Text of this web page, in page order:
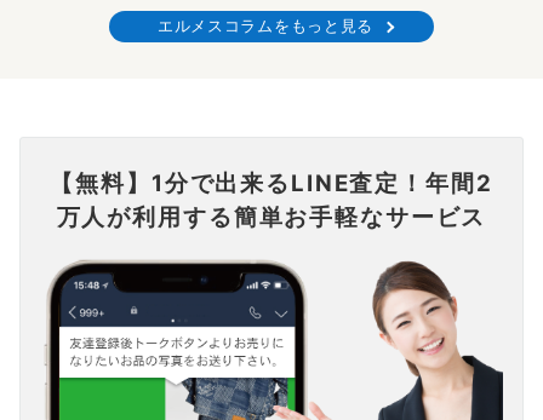
エルメスコラムをもっと見る
【無料】1分で出来るLINE査定！年間2
万人が利用する簡単お手軽なサービス